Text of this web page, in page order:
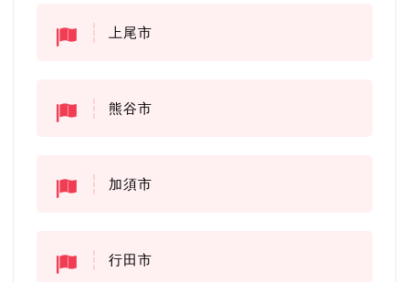
上尾市
熊谷市
加須市
行田市